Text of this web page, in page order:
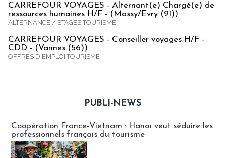
CARREFOUR VOYAGES - Alternant(e) Chargé(e) de
ressources humaines H/F - (Massy/Evry (91))
ALTERNANCE / STAGES TOURISME
CARREFOUR VOYAGES - Conseiller voyages H/F -
CDD - (Vannes (56))
OFFRES D'EMPLOI TOURISME
PUBLI-NEWS
Coopération France-Vietnam : Hanoï veut séduire les
professionnels français du tourisme